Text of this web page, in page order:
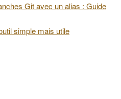
Git avec un alias : Guide
simple mais utile